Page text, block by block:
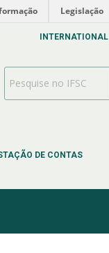
Legislação
DE CONTAS
INTERNATIONAL
Search Bar